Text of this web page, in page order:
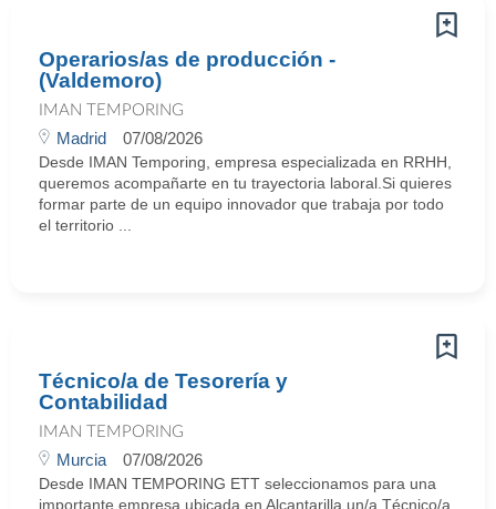
Operarios/as de producción -
(Valdemoro)
IMAN TEMPORING
Madrid 07/08/2026
Desde IMAN Temporing, empresa especializada en RRHH,
queremos acompañarte en tu trayectoria laboral.Si quieres
formar parte de un equipo innovador que trabaja por todo
el territorio ...
Técnico/a de Tesorería y
Contabilidad
IMAN TEMPORING
Murcia 07/08/2026
Desde IMAN TEMPORING ETT seleccionamos para una
importante empresa ubicada en Alcantarilla un/a Técnico/a